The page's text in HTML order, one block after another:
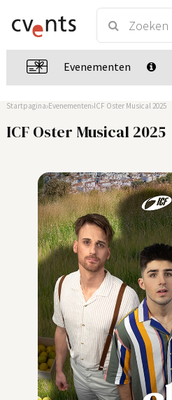
Evenementen
Startpagina Evenementen ICF Oster Musical 2025
ICF Oster Musical 2025